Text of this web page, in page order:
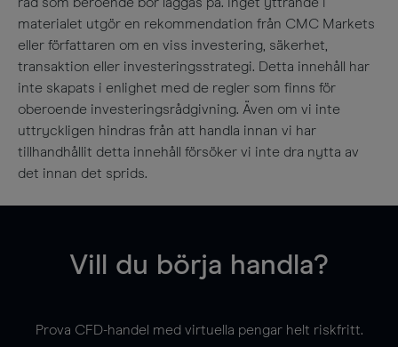
materialet utgör en rekommendation från CMC Markets
eller författaren om en viss investering, säkerhet,
transaktion eller investeringsstrategi. Detta innehåll har
inte skapats i enlighet med de regler som finns för
oberoende investeringsrådgivning. Även om vi inte
uttryckligen hindras från att handla innan vi har
tillhandhållit detta innehåll försöker vi inte dra nytta av
det innan det sprids.
Vill du börja handla?
Prova CFD-handel med virtuella pengar helt riskfritt.